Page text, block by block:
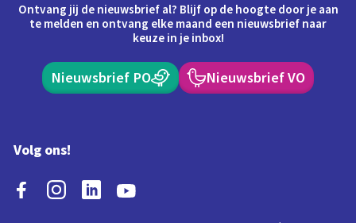
Ontvang jij de nieuwsbrief al? Blijf op de hoogte door je aan
te melden en ontvang elke maand een nieuwsbrief naar
keuze in je inbox!
Nieuwsbrief PO Nieuwsbrief VO
Volg ons!